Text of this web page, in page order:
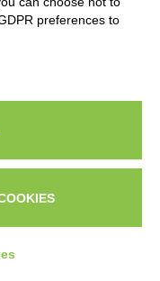
IL
preferences to